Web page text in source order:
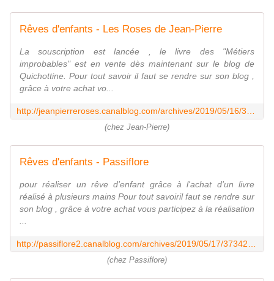
Rêves d'enfants - Les Roses de Jean-Pierre
La souscription est lancée , le livre des "Métiers
improbables" est en vente dès maintenant sur le blog de
Quichottine. Pour tout savoir il faut se rendre sur son blog ,
grâce à votre achat vo...
(chez Jean-Pierre)
Rêves d'enfants - Passiflore
pour réaliser un rêve d'enfant grâce à l'achat d'un livre
réalisé à plusieurs mains Pour tout savoiril faut se rendre sur
son blog , grâce à votre achat vous participez à la réalisation
(chez Passiflore)